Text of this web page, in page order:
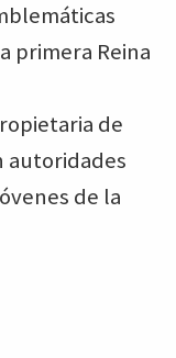
primera Reina
de
autoridades
de la